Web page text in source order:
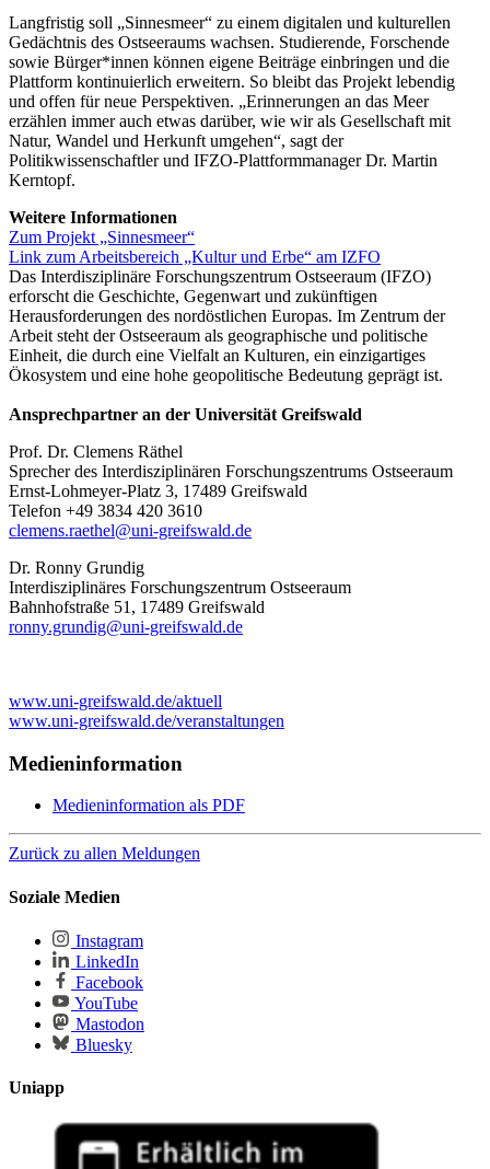
Langfristig soll „Sinnesmeer“ zu einem digitalen und kulturellen
Gedächtnis des Ostseeraums wachsen. Studierende, Forschende
sowie Bürger*innen können eigene Beiträge einbringen und die
Plattform kontinuierlich erweitern. So bleibt das Projekt lebendig
und offen für neue Perspektiven. „Erinnerungen an das Meer
erzählen immer auch etwas darüber, wie wir als Gesellschaft mit
Natur, Wandel und Herkunft umgehen“, sagt der
Politikwissenschaftler und IFZO-Plattformmanager Dr. Martin
Kerntopf.
Weitere Informationen
Zum Projekt „Sinnesmeer“
Link zum Arbeitsbereich „Kultur und Erbe“ am IZFO
Das Interdisziplinäre Forschungszentrum Ostseeraum (IFZO)
erforscht die Geschichte, Gegenwart und zukünftigen
Herausforderungen des nordöstlichen Europas. Im Zentrum der
Arbeit steht der Ostseeraum als geographische und politische
Einheit, die durch eine Vielfalt an Kulturen, ein einzigartiges
Ökosystem und eine hohe geopolitische Bedeutung geprägt ist.
Ansprechpartner an der Universität Greifswald
Prof. Dr. Clemens Räthel
Sprecher des Interdisziplinären Forschungszentrums Ostseeraum
Ernst-Lohmeyer-Platz 3, 17489 Greifswald
Telefon +49 3834 420 3610
clemens.raethel@uni-greifswald.de
Dr. Ronny Grundig
Interdisziplinäres Forschungszentrum Ostseeraum
Bahnhofstraße 51, 17489 Greifswald
ronny.grundig@uni-greifswald.de
www.uni-greifswald.de/aktuell
www.uni-greifswald.de/veranstaltungen
Medieninformation
Medieninformation als PDF
Zurück zu allen Meldungen
Soziale Medien
Instagram
LinkedIn
Facebook
YouTube
Mastodon
Bluesky
Uniapp